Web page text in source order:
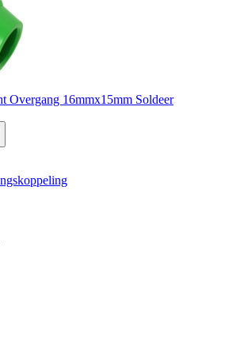
Overgang 16mmx15mm Soldeer